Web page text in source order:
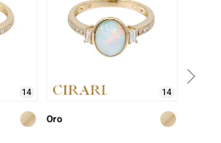
14 14
Oro